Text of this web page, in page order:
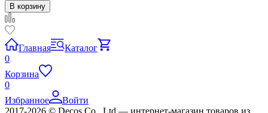
В корзину
Главная
Каталог
0
Корзина
0
Избранное
Войти
2017-2026 © Decos Co., Ltd — интернет-магазин товаров из